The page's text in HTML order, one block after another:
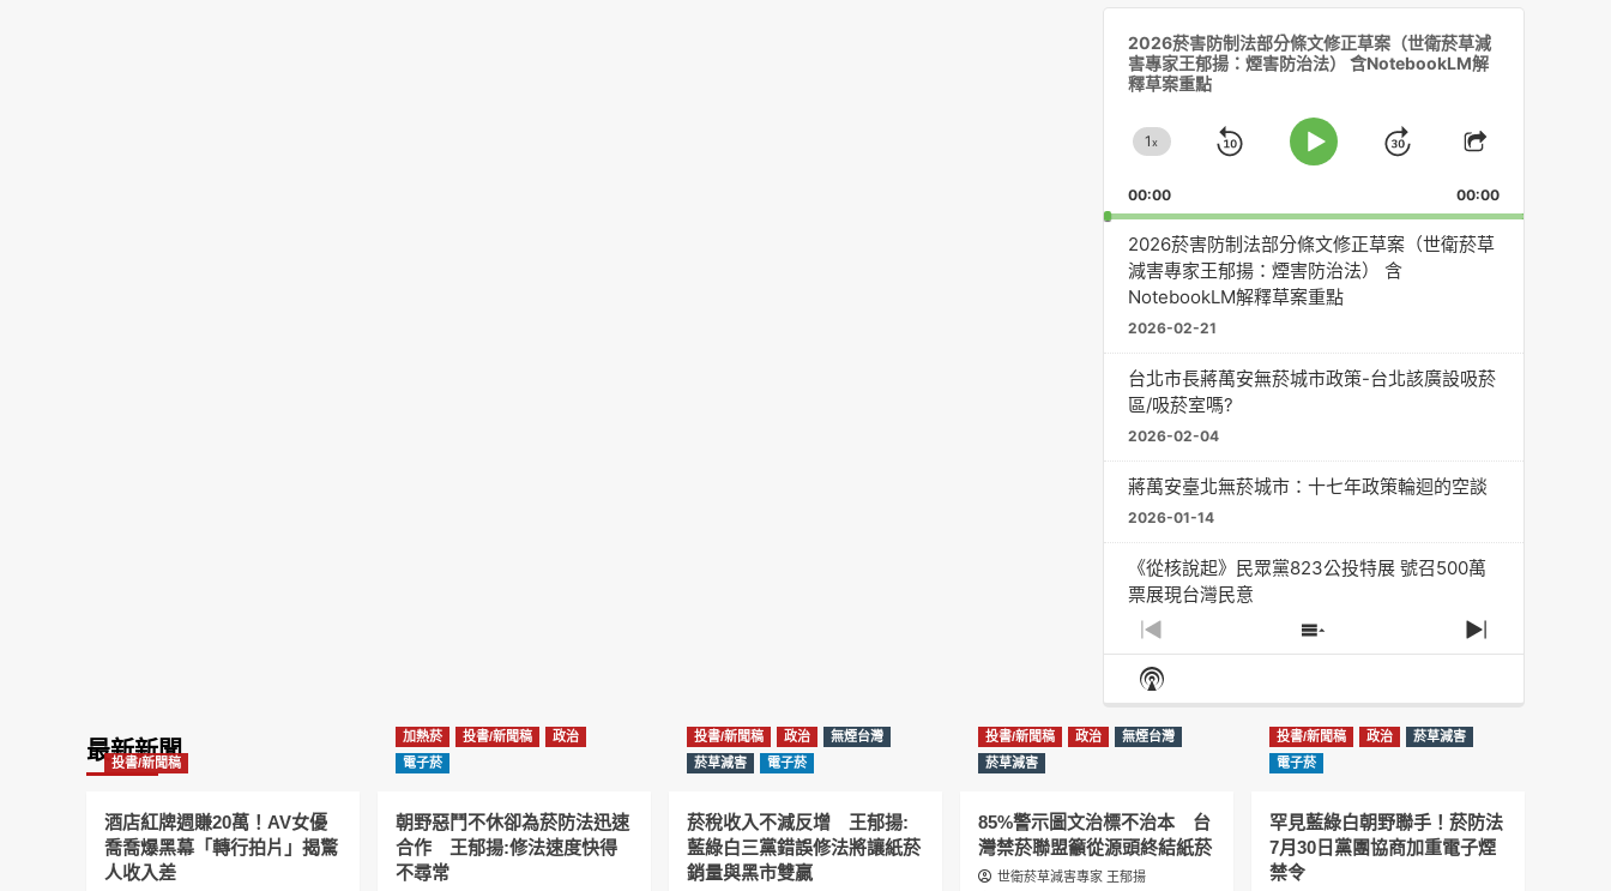
2026菸害防制法部分條文修正草案（世衛菸草減
害專家王郁揚：煙害防治法） 含NotebookLM解
釋草案重點
Change
Rate
1x
Skip Play
Jump
Forward
Share
Episode
00:00 00:00
2026菸害防制法部分條文修正草案（世衛菸草
減害專家王郁揚：煙害防治法） 含
NotebookLM解釋草案重點
2026-02-21
台北市長蔣萬安無菸城市政策-台北該廣設吸菸
區/吸菸室嗎?
2026-02-04
蔣萬安臺北無菸城市：十七年政策輪迴的空談
2026-01-14
《從核說起》民眾黨823公投特展 號召500萬
票展現台灣民意
2025-08-11
大罷免凸 <726,823反罷免主題曲> #大展鴻圖
2025-07-05
دليل مناصرة السجائر الإلكترونية: التاريخ الخفي
الاجتماعية #Fahad Al-Jalajel #فهد بن
عبدالرحمن الجلاجل #Sania Nishtar #ثانیہ نشتر;
2025-05-17
Previous
Episode
Show
Episodes
Next
Episode
Show
Podcast
Information
最新新聞
投書/新聞稿
酒店紅牌週賺20萬！AV女優
喬喬爆黑幕「轉行拍片」揭驚
人收入差
加熱菸 投書/新聞稿
政治
電子菸
朝野惡鬥不休卻為菸防法迅速
合作 王郁揚:修法速度快得
不尋常
投書/新聞稿 政治
無煙台灣
菸草減害
電子菸
菸稅收入不減反增 王郁揚:
藍綠白三黨錯誤修法將讓紙菸
銷量與黑市雙贏
投書/新聞稿 政治
無煙台灣
菸草減害
85%警示圖文治標不治本 台
灣禁菸聯盟籲從源頭終結紙菸
世衛菸草減害專家 王郁揚
投書/新聞稿 政治
菸草減害
電子菸
罕見藍綠白朝野聯手！菸防法
7月30日黨團協商加重電子煙
禁令